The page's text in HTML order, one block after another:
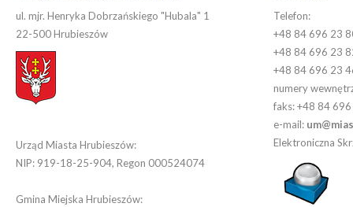
ul. mjr. Henryka Dobrzańskiego "Hubala" 1
22-500 Hrubieszów
Urząd Miasta Hrubieszów:
NIP: 919-18-25-904, Regon 000524074
Gmina Miejska Hrubieszów:
Telefon:
+48 84 696 23
+48 84 696 23
+48 84 696 23
numery
faks: +48 84
e-mail:
Elektroniczna